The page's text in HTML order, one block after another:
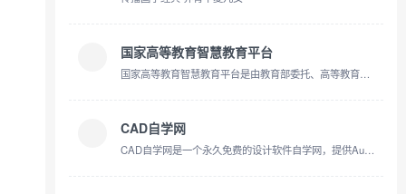
国家高等教育智慧教育平台
国家高等教育智慧教育平台是由教育部委托、高等教育出版社有限公司建设和运行维护、北京理工大学提供技术支持的全国性、综合性在线开放课程平台。本网站致力于汇聚优质高等教育在线课程等资源，并推进
CAD自学网
CAD自学网是一个永久免费的设计软件自学网，提供AutoCAD、Catia、UG、Pro/E、Creo、Solidworks、CAXA、PS、Revit、3dmax、sketchup，天正CAD等设计软件与教程的下载，致力于为设计师提供便捷的软件、教程和图纸下载。